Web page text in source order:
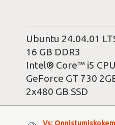
Ubuntu 24.04.01
16 GB DDR3
Intel® Core™ i5
GeForce GT 730
2x480 GB SSD
Vs: